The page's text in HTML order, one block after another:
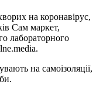
на коронавірус,
Сам маркет,
лабораторного
на самоізоляції,